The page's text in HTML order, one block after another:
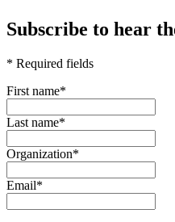
Subscribe to hear
* Required fields
First name*
Last name*
Organization*
Email*